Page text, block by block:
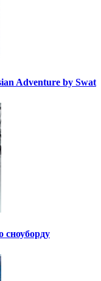
Adventure by Swat
сноуборду